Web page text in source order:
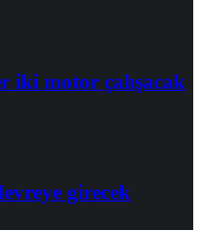
iki motor çalışacak
girecek